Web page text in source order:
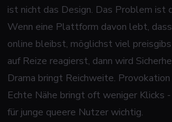
ist nicht das Design. Das Problem ist
Wenn eine Plattform davon lebt,
online bleibst, möglichst viel
auf Reize reagierst, dann wird
Drama bringt Reichweite.
Echte Nähe bringt oft weniger Klicks
für junge queere Nutzer wichtig.